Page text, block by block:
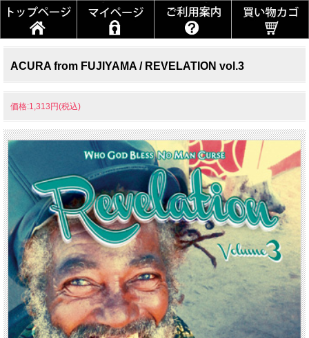
ACURA from FUJIYAMA / REVELATION vol.3
価格:1,313円(税込)